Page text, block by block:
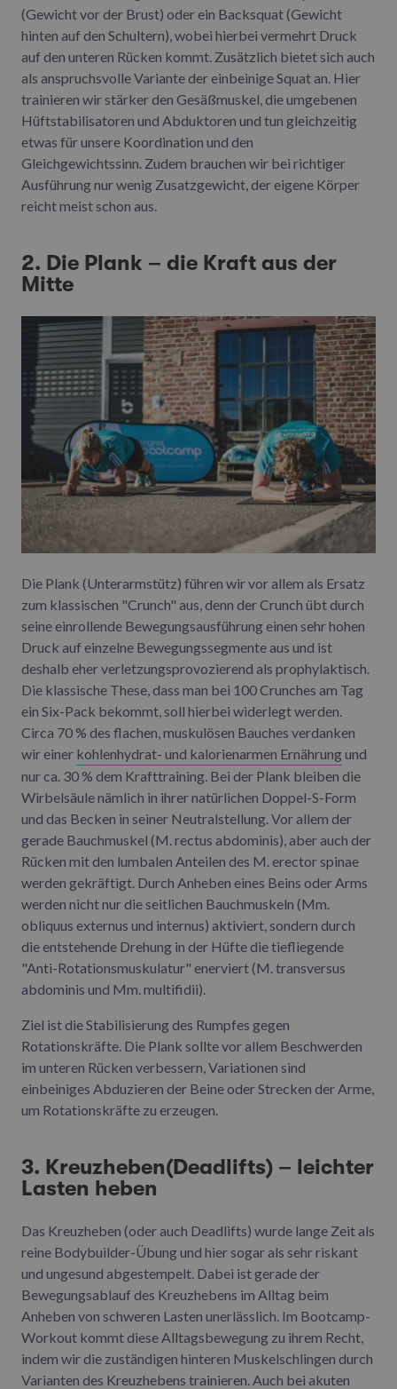
(Gewicht vor der Brust) oder ein Backsquat (Gewicht
hinten auf den Schultern), wobei hierbei vermehrt Druck
auf den unteren Rücken kommt. Zusätzlich bietet sich auch
als anspruchsvolle Variante der einbeinige Squat an. Hier
trainieren wir stärker den Gesäßmuskel, die umgebenen
Hüftstabilisatoren und Abduktoren und tun gleichzeitig
etwas für unsere Koordination und den
Gleichgewichtssinn. Zudem brauchen wir bei richtiger
Ausführung nur wenig Zusatzgewicht, der eigene Körper
reicht meist schon aus.
2. Die Plank – die Kraft aus der
Mitte
Die Plank (Unterarmstütz) führen wir vor allem als Ersatz
zum klassischen "Crunch" aus, denn der Crunch übt durch
seine einrollende Bewegungsausführung einen sehr hohen
Druck auf einzelne Bewegungssegmente aus und ist
deshalb eher verletzungsprovozierend als prophylaktisch.
Die klassische These, dass man bei 100 Crunches am Tag
ein Six-Pack bekommt, soll hierbei widerlegt werden.
Circa 70 % des flachen, muskulösen Bauches verdanken
wir einer kohlenhydrat- und kalorienarmen Ernährungund
nur ca. 30 % dem Krafttraining. Bei der Plank bleiben die
Wirbelsäule nämlich in ihrer natürlichen Doppel-S-Form
und das Becken in seiner Neutralstellung. Vor allem der
gerade Bauchmuskel (M. rectus abdominis), aber auch der
Rücken mit den lumbalen Anteilen des M. erector spinae
werden gekräftigt. Durch Anheben eines Beins oder Arms
werden nicht nur die seitlichen Bauchmuskeln (Mm.
obliquus externus und internus) aktiviert, sondern durch
die entstehende Drehung in der Hüfte die tiefliegende
"Anti-Rotationsmuskulatur" enerviert (M. transversus
abdominis und Mm. multifidii).
Ziel ist die Stabilisierung des Rumpfes gegen
Rotationskräfte. Die Plank sollte vor allem Beschwerden
im unteren Rücken verbessern, Variationen sind
einbeiniges Abduzieren der Beine oder Strecken der Arme,
um Rotationskräfte zu erzeugen.
3. Kreuzheben(Deadlifts) – leichter
Lasten heben
Das Kreuzheben (oder auch Deadlifts) wurde lange Zeit als
reine Bodybuilder-Übung und hier sogar als sehr riskant
und ungesund abgestempelt. Dabei ist gerade der
Bewegungsablauf des Kreuzhebens im Alltag beim
Anheben von schweren Lasten unerlässlich. Im Bootcamp-
Workout kommt diese Alltagsbewegung zu ihrem Recht,
indem wir die zuständigen hinteren Muskelschlingen durch
Varianten des Kreuzhebens trainieren. Auch bei akuten